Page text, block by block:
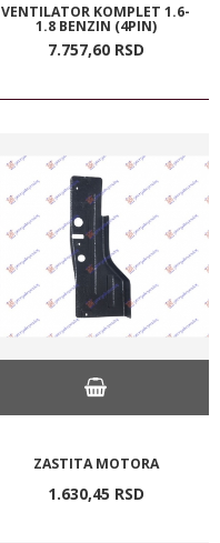
VENTILATOR KOMPLET 1.6-
1.8 BENZIN (4PIN)
7.757,60 RSD
ZASTITA MOTORA
1.630,45 RSD